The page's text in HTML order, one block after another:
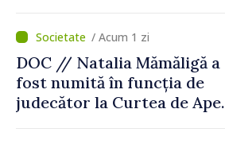
/ Acum 1 zi
DOC // Natalia Mămăligă a
fost numită în funcția de
judecător la Curtea de Apel